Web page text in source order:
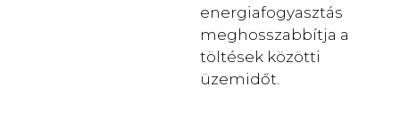
energiafogyasztás
meghosszabbítja a
töltések közötti
üzemidőt.